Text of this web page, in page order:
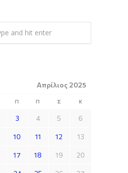
Απρίλιος 2025
Π Π Σ Κ
3 4 5 6
10 11 12 13
17 18 19 20